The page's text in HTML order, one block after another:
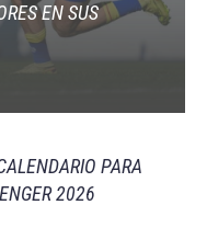
EN SUS
PARA
2026